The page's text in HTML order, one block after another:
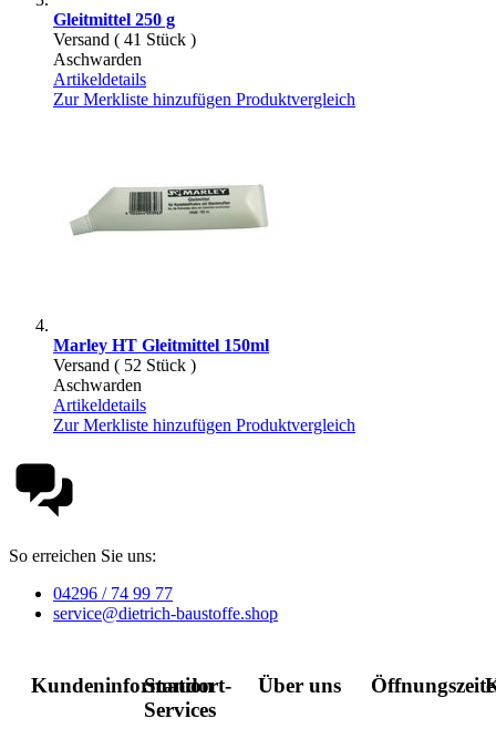
Gleitmittel 250 g
Versand ( 41 Stück )
Aschwarden
Artikeldetails
Zur Merkliste hinzufügen Produktvergleich
Marley HT Gleitmittel 150ml
Versand ( 52 Stück )
Aschwarden
Artikeldetails
Zur Merkliste hinzufügen Produktvergleich
So erreichen Sie uns:
04296 / 74 99 77
service@dietrich-baustoffe.shop
Kundeninformation
Standort-
Services
Über uns